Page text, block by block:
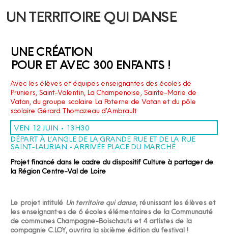
UN TERRITOIRE QUI DANSE
UNE CRÉATION
POUR ET AVEC 300 ENFANTS !
Avec les élèves et équipes enseignantes des écoles de
Pruniers, Saint-Valentin, La Champenoise, Sainte-Marie de
Vatan, du groupe scolaire La Poterne de Vatan et du pôle
scolaire Gérard Thomazeau d’Ambrault
VEN 12 JUIN • 13H30
DÉPART À L’ANGLE DE LA GRANDE RUE ET DE LA RUE
SAINT-LAURIAN • ARRIVÉE PLACE DU MARCHÉ
Projet financé dans le cadre du dispositif Culture à partager de
la Région Centre-Val de Loire
Le projet intitulé Un territoire qui danse, réunissant les élèves et
les enseignant·es de 6 écoles élémentaires de la Communauté
de communes Champagne-Boischauts et 4 artistes de la
compagnie C.LOY, ouvrira la sixième édition du festival !